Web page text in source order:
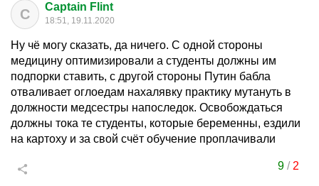
C Captain Flint
18:51, 19.11.2020
Ну чё могу сказать, да ничего. С одной стороны
медицину оптимизировали а студенты должны им
подпорки ставить, с другой стороны Путин бабла
отваливает оглоедам нахалявку практику мутануть в
должности медсестры напоследок. Освобождаться
должны тока те студенты, которые беременны, ездили
на картоху и за свой счёт обучение проплачивали
9/ 2